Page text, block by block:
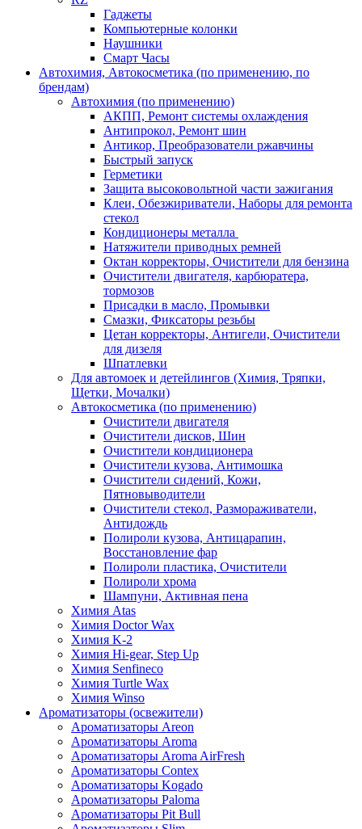
Гаджеты
Компьютерные колонки
Наушники
Смарт Часы
Автохимия, Автокосметика (по применению, по
брендам)
Автохимия (по применению)
АКПП, Ремонт системы охлаждения
Антипрокол, Ремонт шин
Антикор, Преобразователи ржавчины
Быстрый запуск
Герметики
Защита высоковольтной части зажигания
Клеи, Обезжириватели, Наборы для ремонта
стекол
Кондиционеры металла
Натяжители приводных ремней
Октан корректоры, Очистители для бензина
Очистители двигателя, карбюратера,
тормозов
Присадки в масло, Промывки
Смазки, Фиксаторы резьбы
Цетан корректоры, Антигели, Очистители
для дизеля
Шпатлевки
Для автомоек и детейлингов (Химия, Тряпки,
Щетки, Мочалки)
Автокосметика (по применению)
Очистители двигателя
Очистители дисков, Шин
Очистители кондиционера
Очистители кузова, Антимошка
Очистители сидений, Кожи,
Пятновыводители
Очистители стекол, Размораживатели,
Антидождь
Полироли кузова, Антицарапин,
Восстановление фар
Полироли пластика, Очистители
Полироли хрома
Шампуни, Активная пена
Химия Atas
Химия Doctor Wax
Химия K-2
Химия Hi-gear, Step Up
Химия Senfineco
Химия Turtle Wax
Химия Winso
Ароматизаторы (освежители)
Ароматизаторы Areon
Ароматизаторы Aroma
Ароматизаторы Aroma AirFresh
Ароматизаторы Contex
Ароматизаторы Kogado
Ароматизаторы Paloma
Ароматизаторы Pit Bull